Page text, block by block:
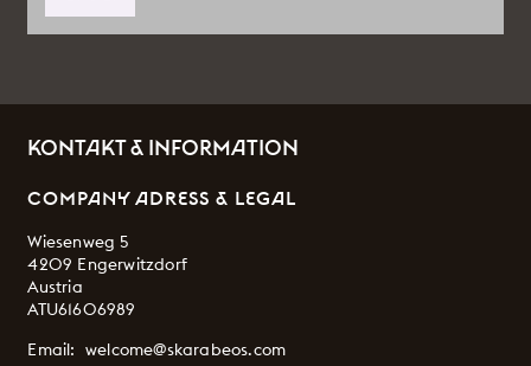
KONTAKT & INFORMATION
COMPANY ADRESS & LEGAL
Wiesenweg 5
4209 Engerwitzdorf
Austria
ATU61606989
Email: welcome@skarabeos.com